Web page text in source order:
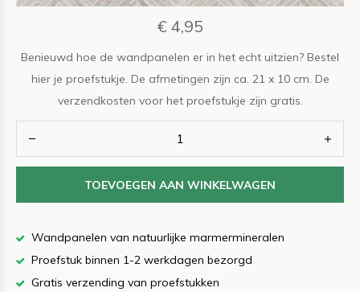
€ 4,95
Benieuwd hoe de wandpanelen er in het echt uitzien? Bestel
hier je proefstukje. De afmetingen zijn ca. 21 x 10 cm. De
verzendkosten voor het proefstukje zijn gratis.
TOEVOEGEN AAN WINKELWAGEN
Wandpanelen van natuurlijke marmermineralen
Proefstuk binnen 1-2 werkdagen bezorgd
Gratis verzending van proefstukken